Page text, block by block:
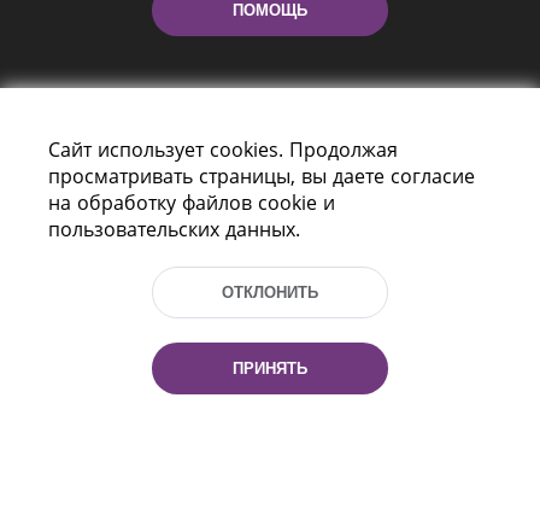
ПОМОЩЬ
Пр-т Независимости 116
г. Минск, Республика Беларусь, 220114
Тел.: (+375 17) 368 37 37, Факс: (+375 17)
Эл. почта: inbox@nlb.by
Сайт использует cookies. Продолжая
просматривать страницы, вы даете согласие
на обработку файлов cookie и
пользовательских данных.
ОТКЛОНИТЬ
ПРИНЯТЬ